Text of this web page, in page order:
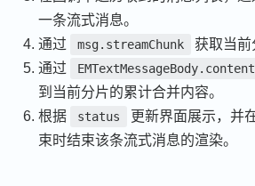
一条流式消息。
通过
msg.streamChunk
获取当前
通过
EMTextMessageBody.content
到当前分片的累计合并内容。
根据
status
更新界面展示，并
束时结束该条流式消息的渲染。